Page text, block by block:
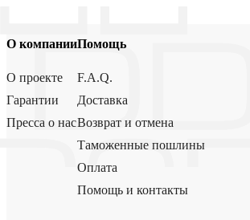
О компании
О проекте
Гарантии
Пресса о нас
Помощь
F.A.Q.
Доставка
Возврат и отмена
Таможенные пошлины
Оплата
Помощь и контакты